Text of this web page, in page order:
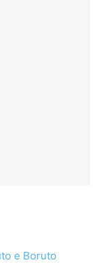
e Boruto